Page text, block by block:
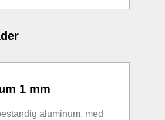
1 mm
aluminum, med